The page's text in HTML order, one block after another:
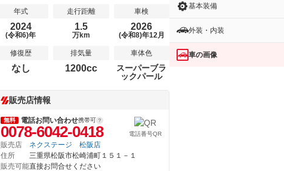
年式
2024
(令和6)年
走行距離
1.5
万km
車検
2026
(令和8)年12月
修復歴
なし
排気量
1200cc
車体色
スーパーブラ
ックパール
販売店情報
無料 電話お問い合わせ携帯可
0078-6042-0418 電話番号QR
販売店
ネクステージ 松阪店
住所
三重県松阪市松崎浦町１５１－１
販売可能直接お問合せください
基本装備
外装・内装
車の画像